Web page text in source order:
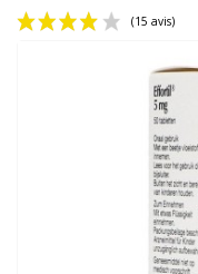
(15 avis)